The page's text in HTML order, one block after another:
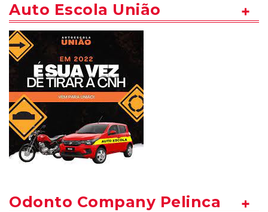
Auto Escola União
Odonto Company Pelinca